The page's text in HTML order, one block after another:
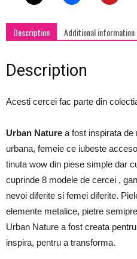
Description Additional information
Description
Acesti cercei fac parte din
Urban Nature a fost inspirata de
urbana, femeie ce iubeste
tinuta wow din piese simple dar
cuprinde 8 modele de cercei ,
nevoi diferite si femei diferite.
elemente metalice, pietre
Urban Nature a fost creata
inspira, pentru a transforma.